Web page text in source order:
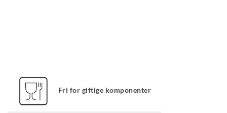
Fri for giftige komponenter